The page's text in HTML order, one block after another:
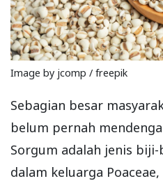
Image by jcomp / freepik
Sebagian besar
belum pernah
Sorgum adalah jenis
dalam keluarga